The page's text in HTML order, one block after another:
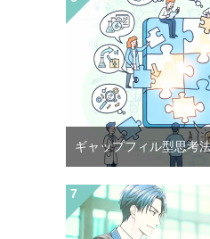
ギャップフィル型思考